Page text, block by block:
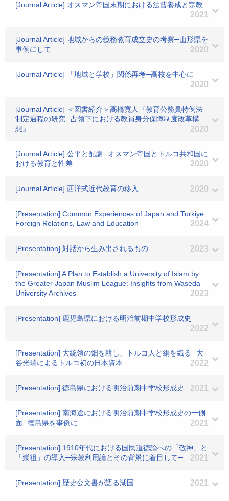
[Journal Article] オスマン帝国末期における法曹養成と宗教
2021
[Journal Article] 地域からの義務教育成立史の考察─山形県を
事例にして
2020
[Journal Article] 「地域と学校」関係再考─高校を中心に
2020
[Journal Article] ＜図書紹介＞高橋寛人『教育公務員特例法
制定過程の研究─占領下における教員身分保障制度改革構
想』
2020
[Journal Article] 公平と配慮─オスマン帝国とトルコ共和国に
おける教育と性差
2020
[Journal Article] 西洋式近代教育の移入 2020
[Presentation] Common Experiences of Japan and Turkiye:
Foreign Relations, Law and Education
2024
[Presentation] 対話から生み出されるもの 2023
[Presentation] A Plan to Establish a University of Islam by
the Greater Japan Muslim League: Insights from Waseda
University Archives
2023
[Presentation] 鹿児島県における明治前期中学校形成史
2022
[Presentation] 大統領の畑を耕し、トルコ人と絹を織る─大
谷光瑞によるトルコ初の日本資本
2022
[Presentation] 徳島県における明治前期中学校形成史 2021
[Presentation] 南海途における明治前期中学校形成史の一側
面─徳島県を事例に─
2021
[Presentation] 1910年代における国民道徳論への「敬神」と
「崇祖」の導入─宗教利用論とその背景に着目して─
2021
[Presentation] 歴史公文書が語る湖国 2021